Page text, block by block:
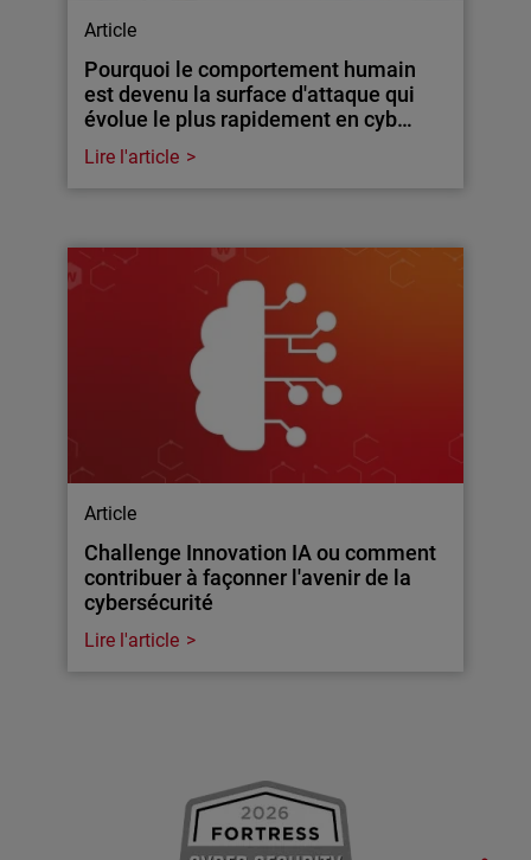
Article
Pourquoi le comportement humain
est devenu la surface d'attaque qui
évolue le plus rapidement en cyb…
Lire l'article
Article
Challenge Innovation IA ou comment
contribuer à façonner l'avenir de la
cybersécurité
Lire l'article